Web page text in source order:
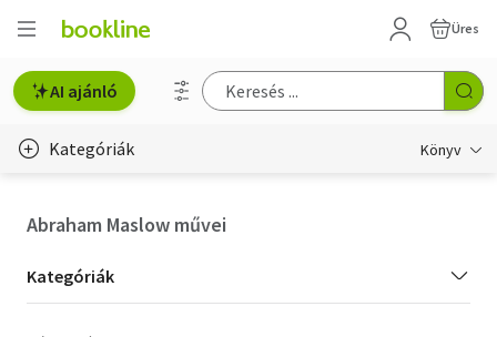
Üres
AI ajánló
Kategóriák Könyv
Abraham Maslow művei
Kategória
szűrés
Kategóriák